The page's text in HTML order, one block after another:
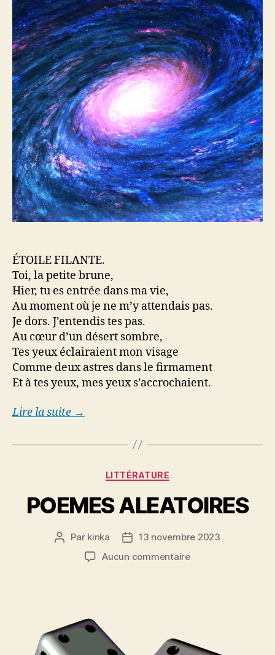
ÉTOILE FILANTE.
Toi, la petite brune,
Hier, tu es entrée dans ma vie,
Au moment où je ne m’y attendais pas.
Je dors. J’entendis tes pas.
Au cœur d’un désert sombre,
Tes yeux éclairaient mon visage
Comme deux astres dans le firmament
Et à tes yeux, mes yeux s’accrochaient.
Lire la suite →
Catégories
LITTÉRATURE
POEMES ALEATOIRES
Auteur
l’article
Par kinka
Date13 novembre 2023
Aucun commentairesur